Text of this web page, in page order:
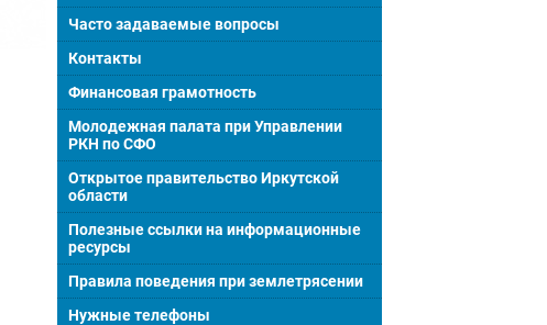
Часто задаваемые вопросы
Контакты
Финансовая грамотность
Молодежная палата при Управлении
РКН по СФО
Открытое правительство Иркутской
области
Полезные ссылки на информационные
ресурсы
Правила поведения при землетрясении
Нужные телефоны